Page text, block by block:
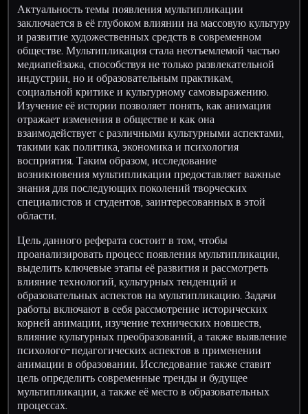
Актуальность темы появления мультипликации
заключается в её глубоком влиянии на массовую культуру
и развитие художественных средств в современном
обществе. Мультипликация стала неотъемлемой частью
медиапейзажа, способствуя не только развлекательной
индустрии, но и образовательным практикам,
социальной критике и культурному самовыражению.
Изучение её истории позволяет понять, как анимация
отражает изменения в обществе и как она
взаимодействует с различными культурными аспектами,
такими как политика, экономика и психология
восприятия. Таким образом, исследование
возникновения мультипликации предоставляет важные
знания для последующих поколений творческих
специалистов и студентов, заинтересованных в этой
области.
Цель данного реферата состоит в том, чтобы
проанализировать процесс появления мультипликации,
выделить ключевые этапы её развития и рассмотреть
влияние технологий, культурных тенденций и
образовательных аспектов на мультипликацию. Задачи
работы включают в себя рассмотрение исторических
корней анимации, изучение технических новшеств,
влияние культурных преобразований, а также выявление
психолого-педагогических аспектов в применении
анимации в образовании. Исследование также ставит
цель определить современные тренды и будущее
мультипликации, а также её место в образовательных
процессах.